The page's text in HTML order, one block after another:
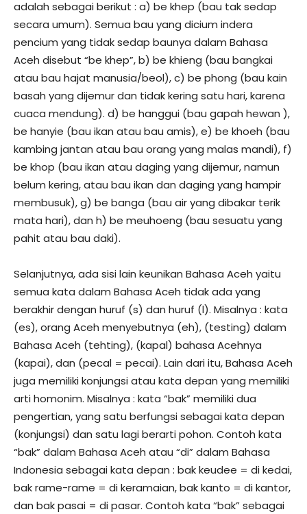
adalah sebagai berikut : a) be khep (bau tak sedap
secara umum). Semua bau yang dicium indera
pencium yang tidak sedap baunya dalam Bahasa
Aceh disebut “be khep”, b) be khieng (bau bangkai
atau bau hajat manusia/beol), c) be phong (bau kain
basah yang dijemur dan tidak kering satu hari, karena
cuaca mendung). d) be hanggui (bau gapah hewan ),
be hanyie (bau ikan atau bau amis), e) be khoeh (bau
kambing jantan atau bau orang yang malas mandi), f)
be khop (bau ikan atau daging yang dijemur, namun
belum kering, atau bau ikan dan daging yang hampir
membusuk), g) be banga (bau air yang dibakar terik
mata hari), dan h) be meuhoeng (bau sesuatu yang
pahit atau bau daki).
Selanjutnya, ada sisi lain keunikan Bahasa Aceh yaitu
semua kata dalam Bahasa Aceh tidak ada yang
berakhir dengan huruf (s) dan huruf (l). Misalnya : kata
(es), orang Aceh menyebutnya (eh), (testing) dalam
Bahasa Aceh (tehting), (kapal) bahasa Acehnya
(kapai), dan (pecal = pecai). Lain dari itu, Bahasa Aceh
juga memiliki konjungsi atau kata depan yang memiliki
arti homonim. Misalnya : kata “bak” memiliki dua
pengertian, yang satu berfungsi sebagai kata depan
(konjungsi) dan satu lagi berarti pohon. Contoh kata
“bak” dalam Bahasa Aceh atau “di” dalam Bahasa
Indonesia sebagai kata depan : bak keudee = di kedai,
bak rame-rame = di keramaian, bak kanto = di kantor,
dan bak pasai = di pasar. Contoh kata “bak” sebagai